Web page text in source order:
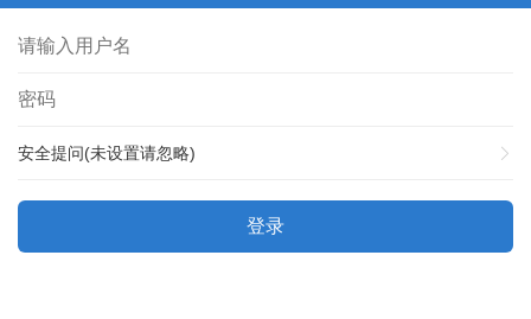
安全提问(未设置请忽略)
登录